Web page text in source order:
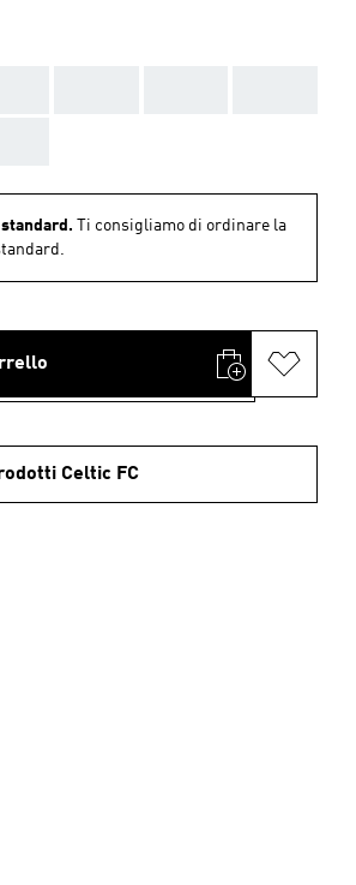
Ti consigliamo di ordinare la
Celtic FC